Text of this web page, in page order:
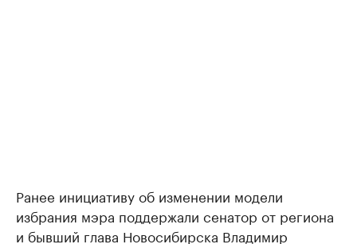
Ранее инициативу об изменении модели
избрания мэра поддержали сенатор от региона
и бывший глава Новосибирска Владимир